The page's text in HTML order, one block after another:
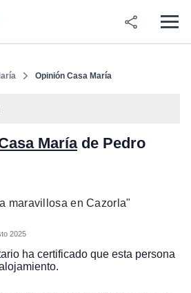
Opinión Casa María
Maríade Pedro
maravillosa en Cazorla"
2025
ha certificado que esta persona